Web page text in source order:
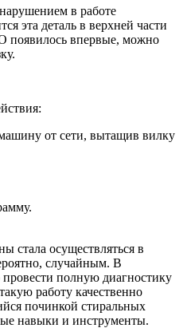
в работе
эта деталь в верхней части
появилось впервые, можно
от сети, вытащив вилку
стала осуществляться в
случайным. В
полную диагностику
работу качественно
починкой стиральных
навыки и инструменты.